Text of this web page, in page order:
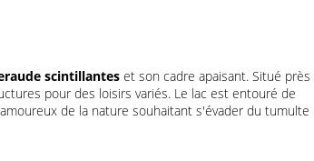
scintillantes et son cadre apaisant. Situé près
pour des loisirs variés. Le lac est entouré de
de la nature souhaitant s'évader du tumulte